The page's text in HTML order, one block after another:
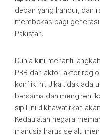
depan yang hancur, dan
membekas bagi
Pakistan.
Dunia kini menanti
PBB dan aktor-aktor
konflik ini. Jika tidak ada
bersama dan
sipil ini dikhawatirkan
Kedaulatan negara
manusia harus selalu